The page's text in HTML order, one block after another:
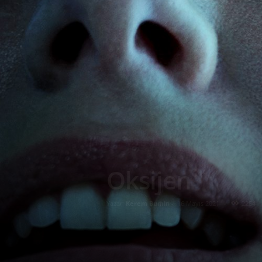
Oksijen
Kerem Bumin - 16 Mayıs 2021 2254